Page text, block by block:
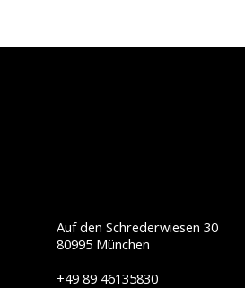
Auf den Schrederwiesen 30
80995 München
+49 89 46135830